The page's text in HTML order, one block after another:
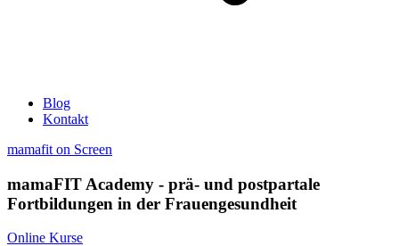
Blog
Kontakt
mamafit on Screen
mamaFIT Academy - prä- und postpartale
Fortbildungen in der Frauengesundheit
Online Kurse